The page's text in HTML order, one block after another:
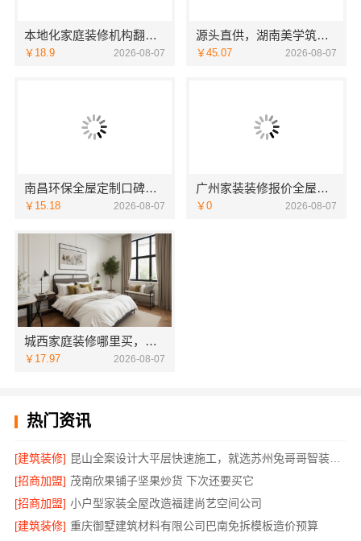
本地化家庭装修机构翻新，嘉兴绿色之家建材科技有限公司
￥18.9 2026-08-07
源头直供，湖南美学筑家建材有限公司别墅装修精选
￥45.07 2026-08-07
南昌环保全屋定制口碑，江西尚宅尚品新型环保材料有限公司
￥15.18 2026-08-07
广州家装装修报价全屋装修？精匠饰家透明省心
￥0 2026-08-07
城西家庭装修哪里买，浙江宜美嘉装饰工程有限公司为您把关
￥17.97 2026-08-07
热门资讯
[建筑装修]
昆山全案设计大平层快速施工，就选苏州兔哥哥智装新材料有限公司
[招商加盟] 茂南欣果铺子坚果炒货 下次还要买它
[招商加盟] 小户型家装全屋改造福建尚艺空间公司
[建筑装修] 重庆御墅建筑材料有限公司巴南免拆模板造价预算